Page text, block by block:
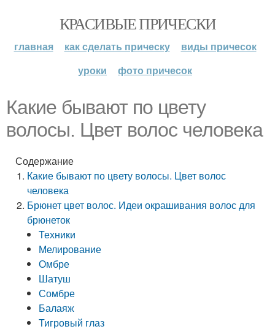
КРАСИВЫЕ ПРИЧЕСКИ
главная как сделать прическу
виды причесок
уроки
фото причесок
Какие бывают по цвету
волосы. Цвет волос человека
Содержание
Какие бывают по цвету волосы. Цвет волос
человека
Брюнет цвет волос. Идеи окрашивания волос для
брюнеток
Техники
Мелирование
Омбре
Шатуш
Сомбре
Балаяж
Тигровый глаз